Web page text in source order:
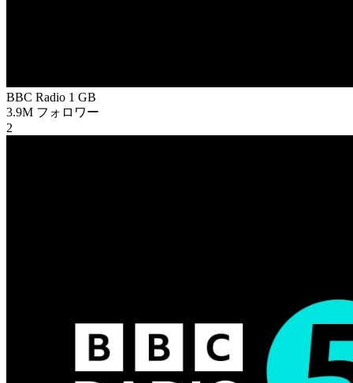
BBC Radio 1 GB
3.9M フォロワー
2